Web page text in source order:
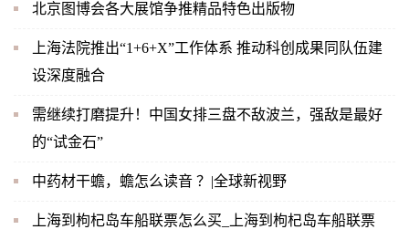
北京图博会各大展馆争推精品特色出版物
上海法院推出“1+6+X”工作体系 推动科创成果同队伍建
设深度融合
需继续打磨提升！中国女排三盘不敌波兰，强敌是最好
的“试金石”
中药材干蟾，蟾怎么读音 ？|全球新视野
上海到枸杞岛车船联票怎么买_上海到枸杞岛车船联票